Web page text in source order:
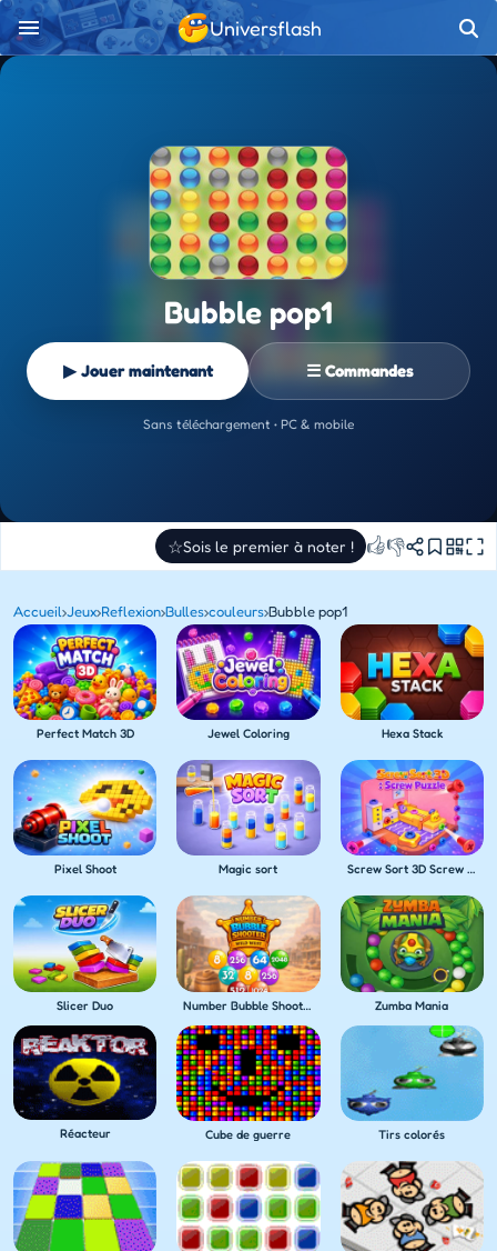
Universflash
Bubble pop1
▶ Jouer maintenant ☰ Commandes
Sans téléchargement • PC & mobile
☆Sois le premier à noter ! 👍👎
Accueil›Jeux›Reflexion›Bulles›couleurs›Bubble pop1
Perfect Match 3D Jewel Coloring Hexa Stack
Pixel Shoot Magic sort Screw Sort 3D Screw Puzzle
Slicer Duo Number Bubble Shooter Wild West Zumba Mania
Réacteur Cube de guerre Tirs colorés